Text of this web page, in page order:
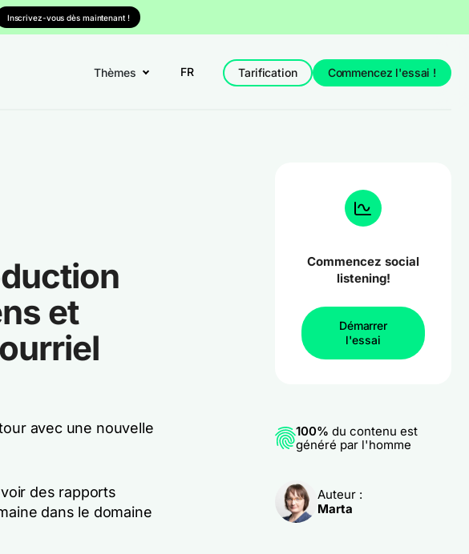
Inscrivez-vous dès maintenant !
Thèmes FR Tarification Commencez l'essai !
et
avec une nouvelle
des rapports
dans le domaine
Commencez social
listening!
Démarrer
l'essai
100% du contenu est
généré par l'homme
Auteur :
Marta